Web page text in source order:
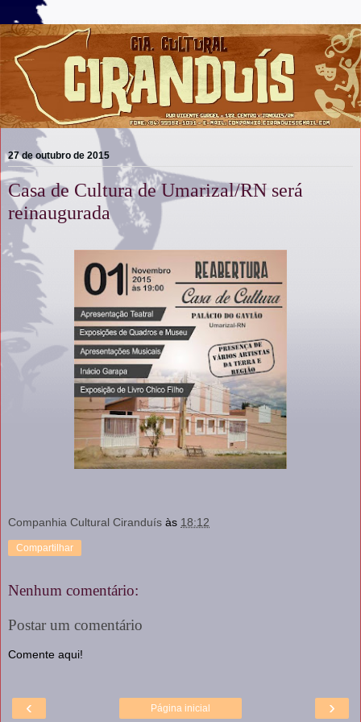
27 de outubro de 2015
Casa de Cultura de Umarizal/RN será
reinaugurada
Companhia Cultural Ciranduís às 18:12
Compartilhar
Nenhum comentário:
Postar um comentário
Comente aqui!
‹ ›
Página inicial